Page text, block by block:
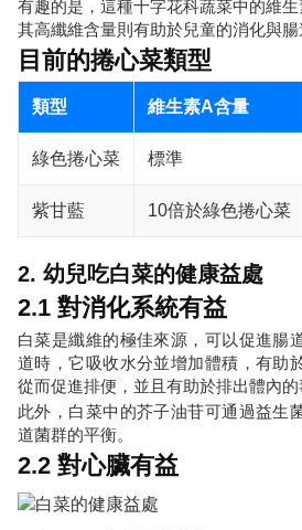
有趣的是，這種十字花科蔬菜中的維
其高纖維含量則有助於兒童的消化與腸
目前的捲心菜類型
類型 維生素A含量
綠色捲心菜 標準
紫甘藍 10倍於綠色捲心菜
2. 幼兒吃白菜的健康益處
2.1 對消化系統有益
白菜是纖維的極佳來源，可以促進腸
道時，它吸收水分並增加體積，有助
從而促進排便，並且有助於排出體內的
此外，白菜中的芥子油苷可通過益生
道菌群的平衡。
2.2 對心臟有益